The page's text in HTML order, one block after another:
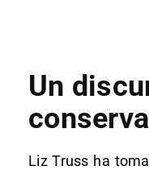
Un
Liz Truss ha